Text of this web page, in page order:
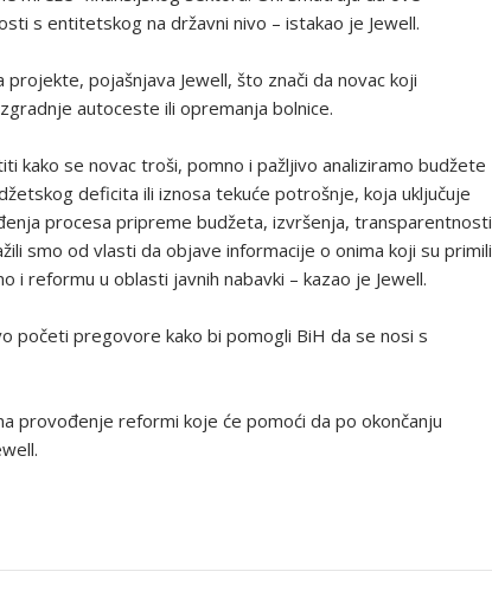
s entitetskog na državni nivo – istakao je Jewell.
pojašnjava Jewell, što znači da novac koji
autoceste ili opremanja bolnice.
kako se novac troši, pomno i pažljivo analiziramo budžete
deficita ili iznosa tekuće potrošnje, koja uključuje
procesa pripreme budžeta, izvršenja, transparentnosti
smo od vlasti da objave informacije o onima koji su primili
i reformu u oblasti javnih nabavki – kazao je Jewell.
početi pregovore kako bi pomogli BiH da se nosi s
provođenje reformi koje će pomoći da po okončanju